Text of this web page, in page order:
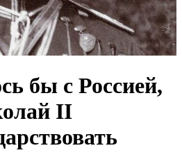
бы с Россией,
II